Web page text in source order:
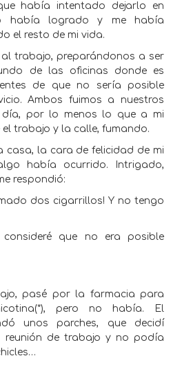
había intentado dejarlo en
había logrado y me había
el resto de mi vida.
trabajo, preparándonos a ser
de las oficinas donde es
de que no sería posible
Ambos fuimos a nuestros
día, por lo menos lo que a mi
trabajo y la calle, fumando.
casa, la cara de felicidad de mi
había ocurrido. Intrigado,
respondió:
dos cigarrillos! Y no tengo
consideré que no era posible
pasé por la farmacia para
pero no había. El
unos parches, que decidí
reunión de trabajo y no podía